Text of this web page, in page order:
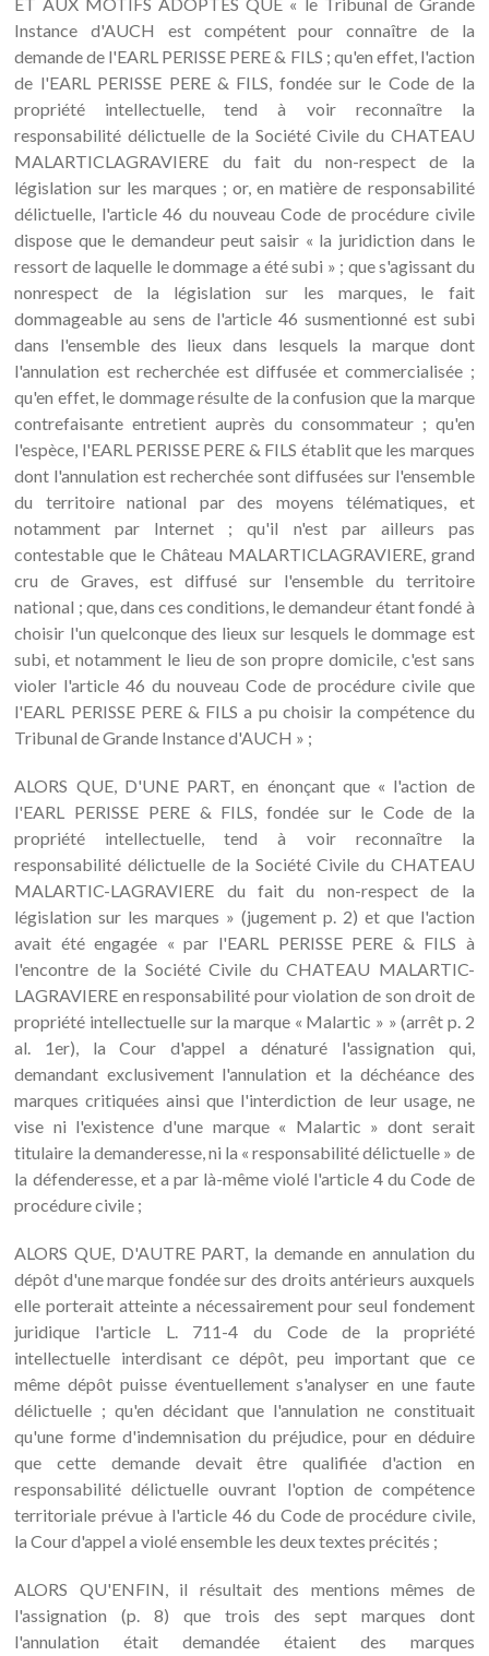
Instance d'AUCH est compétent pour connaître de la
demande de l'EARL PERISSE PERE & FILS ; qu'en effet, l'action
de l'EARL PERISSE PERE & FILS, fondée sur le Code de la
propriété intellectuelle, tend à voir reconnaître la
responsabilité délictuelle de la Société Civile du CHATEAU
MALARTICLAGRAVIERE du fait du non-respect de la
législation sur les marques ; or, en matière de responsabilité
délictuelle, l'article 46 du nouveau Code de procédure civile
dispose que le demandeur peut saisir « la juridiction dans le
ressort de laquelle le dommage a été subi » ; que s'agissant du
nonrespect de la législation sur les marques, le fait
dommageable au sens de l'article 46 susmentionné est subi
dans l'ensemble des lieux dans lesquels la marque dont
l'annulation est recherchée est diffusée et commercialisée ;
qu'en effet, le dommage résulte de la confusion que la marque
contrefaisante entretient auprès du consommateur ; qu'en
l'espèce, l'EARL PERISSE PERE & FILS établit que les marques
dont l'annulation est recherchée sont diffusées sur l'ensemble
du territoire national par des moyens télématiques, et
notamment par Internet ; qu'il n'est par ailleurs pas
contestable que le Château MALARTICLAGRAVIERE, grand
cru de Graves, est diffusé sur l'ensemble du territoire
national ; que, dans ces conditions, le demandeur étant fondé à
choisir l'un quelconque des lieux sur lesquels le dommage est
subi, et notamment le lieu de son propre domicile, c'est sans
violer l'article 46 du nouveau Code de procédure civile que
l'EARL PERISSE PERE & FILS a pu choisir la compétence du
Tribunal de Grande Instance d'AUCH » ;
ALORS QUE, D'UNE PART, en énonçant que « l'action de
l'EARL PERISSE PERE & FILS, fondée sur le Code de la
propriété intellectuelle, tend à voir reconnaître la
responsabilité délictuelle de la Société Civile du CHATEAU
MALARTIC-LAGRAVIERE du fait du non-respect de la
législation sur les marques » (jugement p. 2) et que l'action
avait été engagée « par l'EARL PERISSE PERE & FILS à
l'encontre de la Société Civile du CHATEAU MALARTIC-
LAGRAVIERE en responsabilité pour violation de son droit de
propriété intellectuelle sur la marque « Malartic » » (arrêt p. 2
al. 1er), la Cour d'appel a dénaturé l'assignation qui,
demandant exclusivement l'annulation et la déchéance des
marques critiquées ainsi que l'interdiction de leur usage, ne
vise ni l'existence d'une marque « Malartic » dont serait
titulaire la demanderesse, ni la « responsabilité délictuelle » de
la défenderesse, et a par là-même violé l'article 4 du Code de
procédure civile ;
ALORS QUE, D'AUTRE PART, la demande en annulation du
dépôt d'une marque fondée sur des droits antérieurs auxquels
elle porterait atteinte a nécessairement pour seul fondement
juridique l'article L. 711-4 du Code de la propriété
intellectuelle interdisant ce dépôt, peu important que ce
même dépôt puisse éventuellement s'analyser en une faute
délictuelle ; qu'en décidant que l'annulation ne constituait
qu'une forme d'indemnisation du préjudice, pour en déduire
que cette demande devait être qualifiée d'action en
responsabilité délictuelle ouvrant l'option de compétence
territoriale prévue à l'article 46 du Code de procédure civile,
la Cour d'appel a violé ensemble les deux textes précités ;
ALORS QU'ENFIN, il résultait des mentions mêmes de
l'assignation (p. 8) que trois des sept marques dont
l'annulation était demandée étaient des marques